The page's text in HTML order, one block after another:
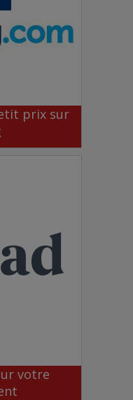
prix sur
votre